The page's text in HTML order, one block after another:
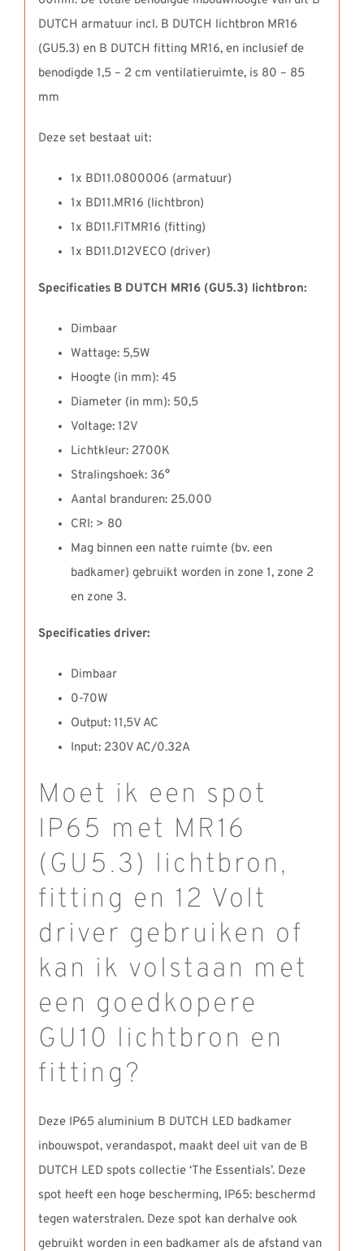
DUTCH armatuur incl. B DUTCH lichtbron MR16
(GU5.3) en B DUTCH fitting MR16, en inclusief de
benodigde 1,5 – 2 cm ventilatieruimte, is 80 – 85
mm
Deze set bestaat uit:
1x BD11.0800006 (armatuur)
1x BD11.MR16 (lichtbron)
1x BD11.FITMR16 (fitting)
1x BD11.D12VECO (driver)
Specificaties B DUTCH MR16 (GU5.3) lichtbron:
Dimbaar
Wattage: 5,5W
Hoogte (in mm): 45
Diameter (in mm): 50,5
Voltage: 12V
Lichtkleur: 2700K
Stralingshoek: 36°
Aantal branduren: 25.000
CRI: > 80
Mag binnen een natte ruimte (bv. een
badkamer) gebruikt worden in zone 1, zone 2
en zone 3.
Specificaties driver:
Dimbaar
0-70W
Output: 11,5V AC
Input: 230V AC/0.32A
Moet ik een spot
IP65 met MR16
(GU5.3) lichtbron,
fitting en 12 Volt
driver gebruiken of
kan ik volstaan met
een goedkopere
GU10 lichtbron en
fitting?
Deze IP65 aluminium B DUTCH LED badkamer
inbouwspot, verandaspot, maakt deel uit van de B
DUTCH LED spots collectie ‘The Essentials’. Deze
spot heeft een hoge bescherming, IP65: beschermd
tegen waterstralen. Deze spot kan derhalve ook
gebruikt worden in een badkamer als de afstand van